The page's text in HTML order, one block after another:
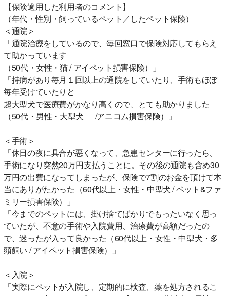
【保険適用した利用者のコメント】
（年代・性別・飼っているペット／したペット保険）
＜通院＞
「通院治療をしているので、毎回窓口で保険対応してもらえ
て助かっています
（50代・女性・猫 / アイペット損害保険）」
「持病があり毎月１回以上の通院をしていたり、手術もほぼ
毎年受けていたりと
超大型犬で医療費がかなり高くので、とても助かりました
（50代・男性・大型犬 /アニコム損害保険）」
＜手術＞
「休日の夜に具合が悪くなって、急患センターに行ったら、
手術になり突然20万円支払うことに。その後の通院も含め30
万円の出費になってしまったが、保険で7割のお金を頂けて本
当にありがたかった（60代以上・女性・中型犬 / ペット&ファ
ミリー損害保険）」
「今までのペットには、掛け捨てばかりでもったいなく思っ
ていたが、不意の手術や入院費用、治療費が高額だったの
で、迷ったが入って良かった（60代以上・女性・中型犬・多
頭飼い / アイペット損害保険）」
＜入院＞
「実際にペットが入院し、定期的に検査、薬を処方されるこ